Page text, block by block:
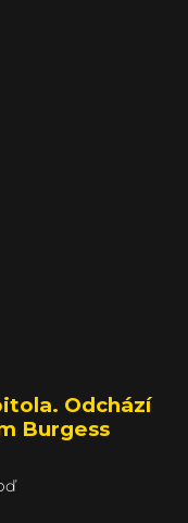
Odchází
Burgess